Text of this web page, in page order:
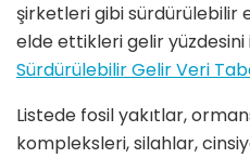
şirketleri gibi sürdürülebilir
elde ettikleri gelir yüzdesini
Sürdürülebilir Gelir Veri
Listede fosil yakıtlar,
kompleksleri, silahlar,